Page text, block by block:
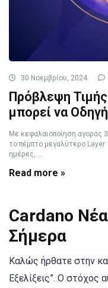
30 Νοεμβρίου, 2024
Πρόβλεψη
μπορεί να
Με κεφαλαιοποίηση αγοράς
το πέμπτο μεγαλύτερο Layer
ημέρες, ...
Read more »
Cardano Νέα
Σήμερα
Καλώς ήρθατε στην
Εξελίξεις”. Ο στόχος